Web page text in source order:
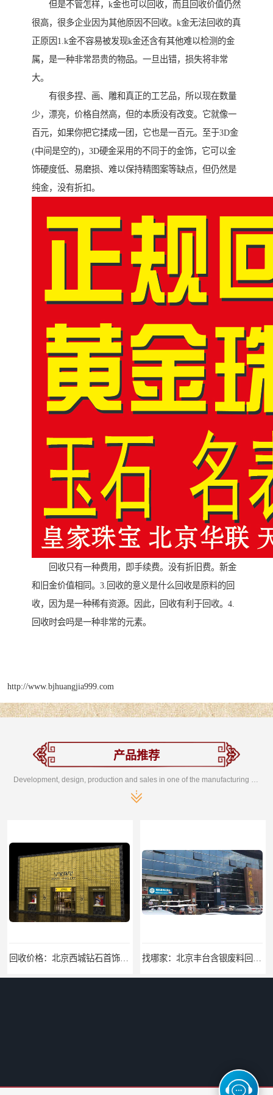
但是不管怎样，k金也可以回收，而且回收价值仍然
很高，很多企业因为其他原因不回收。k金无法回收的真
正原因1.k金不容易被发现k金还含有其他难以检测的金
属，是一种非常昂贵的物品。一旦出错，损失将非常
大。
有很多捏、画、雕和真正的工艺品，所以现在数量
少，漂亮，价格自然高，但的本质没有改变。它就像一
百元，如果你把它揉成一团，它也是一百元。至于3D金
(中间是空的)，3D硬金采用的不同于的金饰，它可以金
饰硬度低、易磨损、难以保持精图案等缺点，但仍然是
纯金，没有折扣。
回收只有一种费用，即手续费。没有折旧费。新金
和旧金价值相同。3.回收的意义是什么回收是原料的回
收，因为是一种稀有资源。因此，回收有利于回收。4.
回收时会吗是一种非常的元素。
http://www.bjhuangjia999.com
产品推荐